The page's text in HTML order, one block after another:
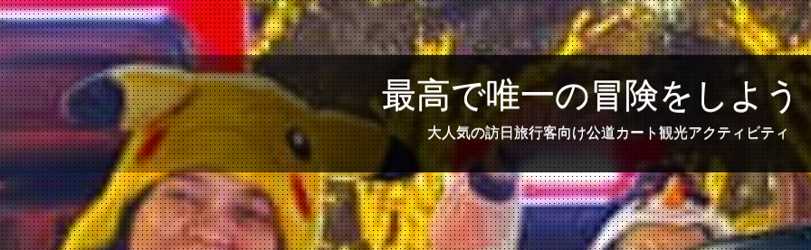
最高で唯一の冒険をしよう
大人気の訪日旅行客向け公道カート観光アクティビティ